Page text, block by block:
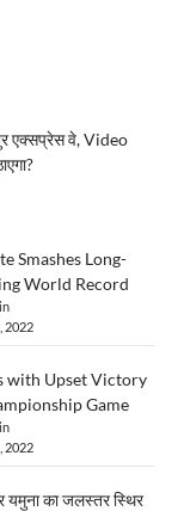
एक्सप्रेस वे, Video
Smashes Long-
World Record
2022
with Upset Victory
Game
2022
यमुना का जलस्तर स्थिर